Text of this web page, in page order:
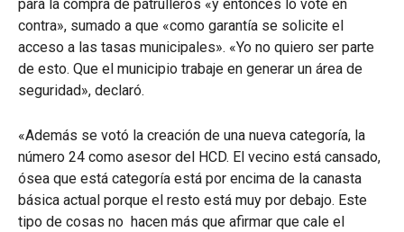
para la compra de patrulleros «y entonces lo voté en
contra», sumado a que «como garantía se solicite el
acceso a las tasas municipales». «Yo no quiero ser parte
de esto. Que el municipio trabaje en generar un área de
seguridad», declaró.
«Además se votó la creación de una nueva categoría, la
número 24 como asesor del HCD. El vecino está cansado,
ósea que está categoría está por encima de la canasta
básica actual porque el resto está muy por debajo. Este
tipo de cosas no hacen más que afirmar que cale el